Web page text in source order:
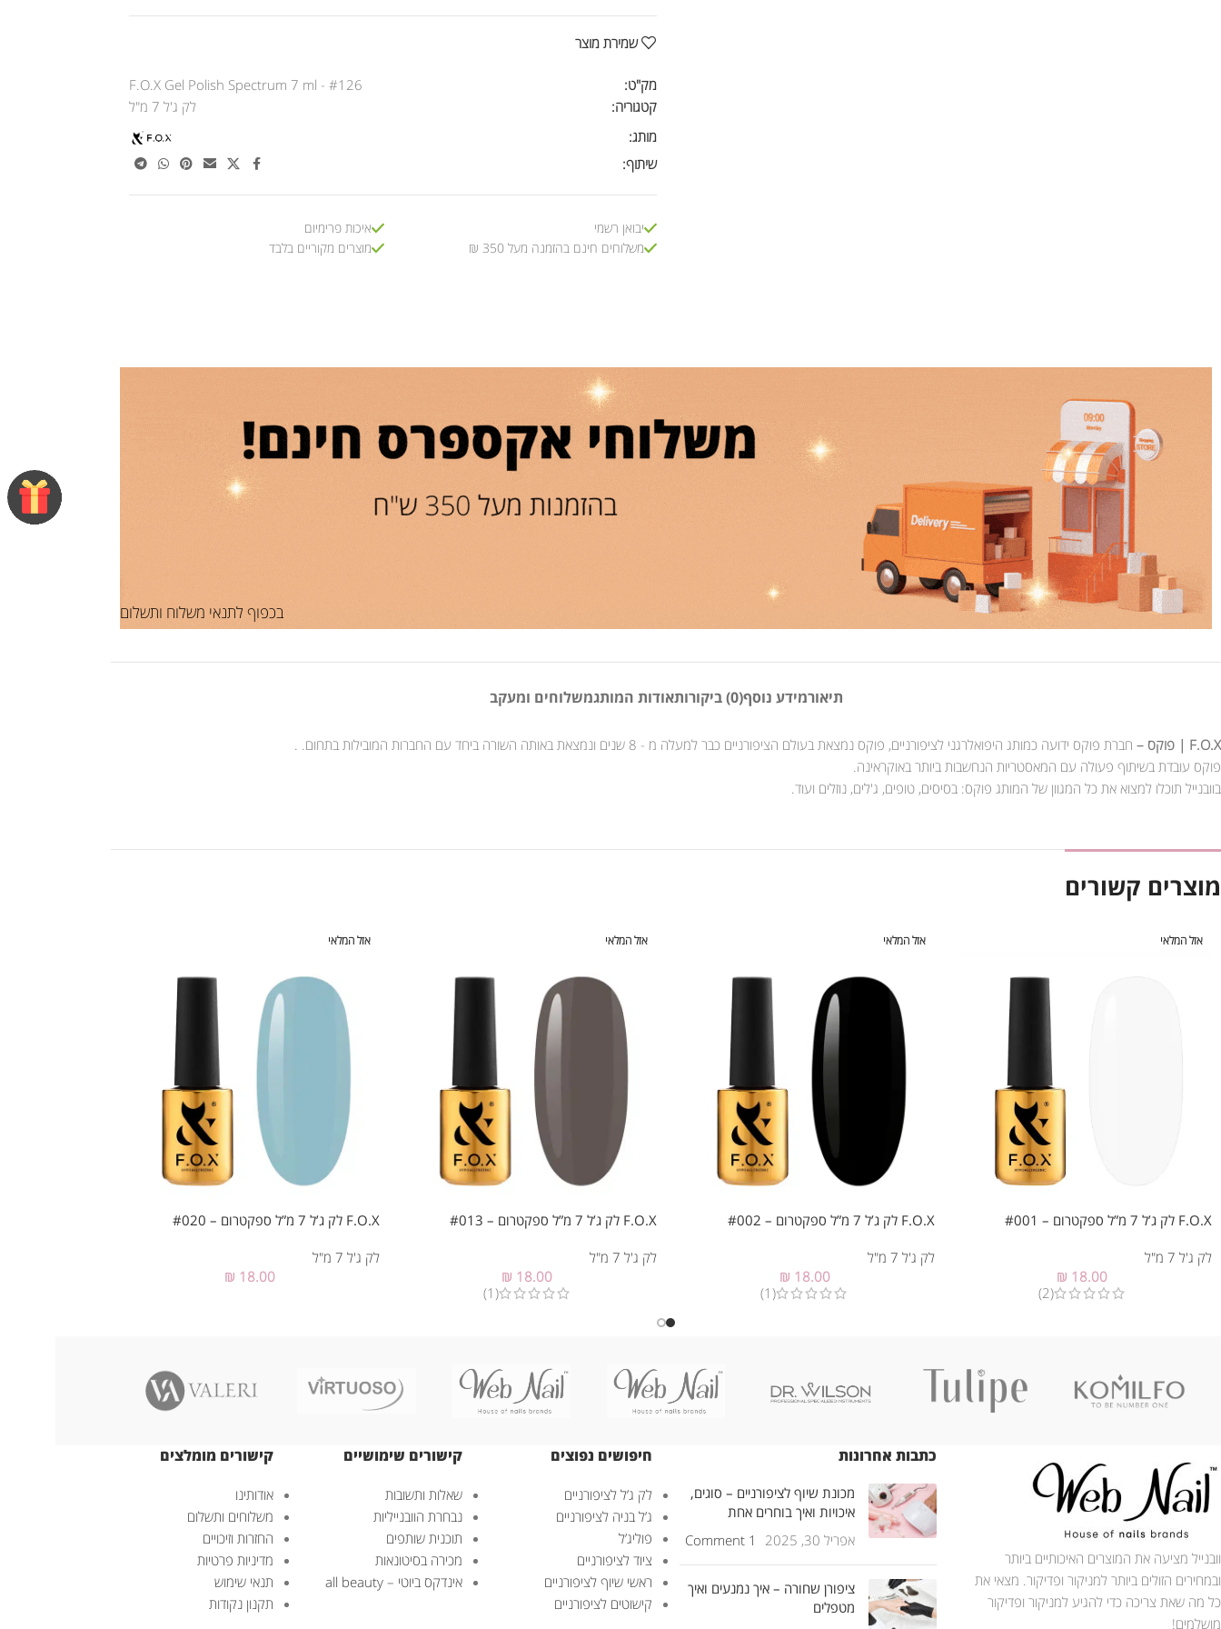
שמירת מוצר
מק"ט:
F.O.X Gel Polish Spectrum 7 ml - #126
קטגוריה:
לק ג'ל 7 מ"ל
מותג:
שיתוף:
יבואן רשמי
משלוחים חינם בהזמנה מעל 350 ₪
איכות פרימיום
מוצרים מקוריים בלבד
בכפוף לתנאי משלוח ותשלום
תיאורמידע נוסף(0) ביקורות אודות המותגמשלוחים ומעקב
F.O.X | פוקס –
חברת פוקס ידועה כמותג היפואלרגני לציפורניים, פוקס נמצאת בעולם הציפורניים כבר למעלה מ - 8 שנים ונמצאת באותה השורה ביחד עם החברות המובילות בתחום. .
פוקס עובדת בשיתוף פעולה עם המאסטריות הנחשבות ביותר באוקראינה.
בוובנייל תוכלו למצוא את כל המגוון של המותג פוקס: בסיסים, טופים, ג'לים, נוזלים ועוד.
מוצרים קשורים
אזל המלאי
F.O.X לק ג’ל 7 מ”ל ספקטרום – #001
לק ג'ל 7 מ"ל
₪ 18.00
(2)
אזל המלאי
F.O.X לק ג’ל 7 מ”ל ספקטרום – #002
לק ג'ל 7 מ"ל
₪ 18.00
(1)
אזל המלאי
F.O.X לק ג’ל 7 מ”ל ספקטרום – #013
לק ג'ל 7 מ"ל
₪ 18.00
(1)
אזל המלאי
F.O.X לק ג’ל 7 מ”ל ספקטרום – #020
לק ג'ל 7 מ"ל
₪ 18.00
וובנייל מציעה את המוצרים האיכותיים ביותר
ובמחירים הזולים ביותר למניקור ופדיקור. מצאי את
כל מה שאת צריכה כדי להגיע למניקור ופדיקור
מושלמים!
כתבות אחרונות
מכונת שיוף לציפורניים – סוגים,
איכויות ואיך בוחרים אחת
אפריל 30, 2025
1 Comment
ציפורן שחורה – איך נמנעים ואיך
מטפלים
חיפושים נפוצים
לק ג’ל לציפורניים
ג’ל בניה לציפורניים
פוליג’ל
ציוד לציפורניים
ראשי שיוף לציפורניים
קישוטים לציפורניים
קישורים שימושיים
שאלות ותשובות
נבחרת הוובנייליות
תוכנית שותפים
מכירה בסיטונאות
אינדקס ביוטי – all beauty
קישורים מומלצים
אודותינו
משלוחים ותשלום
החזרות וזיכויים
מדיניות פרטיות
תנאי שימוש
תקנון נקודות